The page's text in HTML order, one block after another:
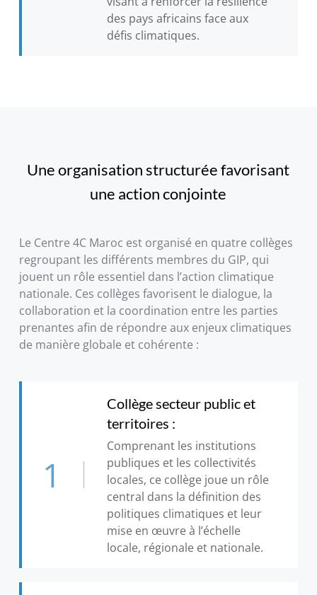
des pays africains face aux
défis climatiques.
Une organisation structurée favorisant
une action conjointe
Le Centre 4C Maroc est organisé en quatre collèges
regroupant les différents membres du GIP, qui
jouent un rôle essentiel dans l’action climatique
nationale. Ces collèges favorisent le dialogue, la
collaboration et la coordination entre les parties
prenantes afin de répondre aux enjeux climatiques
de manière globale et cohérente :
1
Collège secteur public et
territoires :
Comprenant les institutions
publiques et les collectivités
locales, ce collège joue un rôle
central dans la définition des
politiques climatiques et leur
mise en œuvre à l’échelle
locale, régionale et nationale.